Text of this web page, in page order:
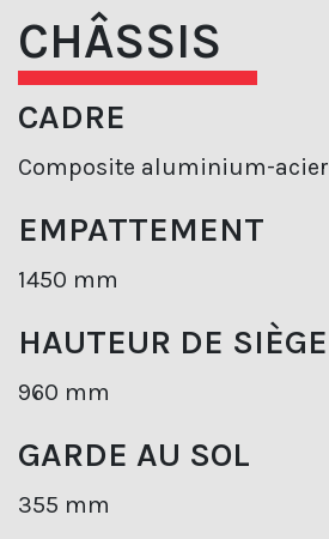
CHÂSSIS
CADRE
Composite aluminium-acier
EMPATTEMENT
1450 mm
HAUTEUR DE SIÈGE
960 mm
GARDE AU SOL
355 mm